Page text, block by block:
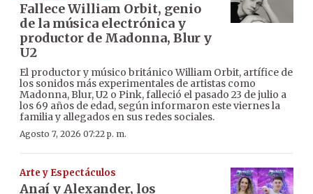
Fallece William Orbit, genio
de la música electrónica y
productor de Madonna, Blur y
U2
El productor y músico británico William Orbit, artífice de
los sonidos más experimentales de artistas como
Madonna, Blur, U2 o Pink, falleció el pasado 23 de julio a
los 69 años de edad, según informaron este viernes la
familia y allegados en sus redes sociales.
Agosto 7, 2026 07:22 p. m.
Arte y Espectáculos
Anaí y Alexander, los